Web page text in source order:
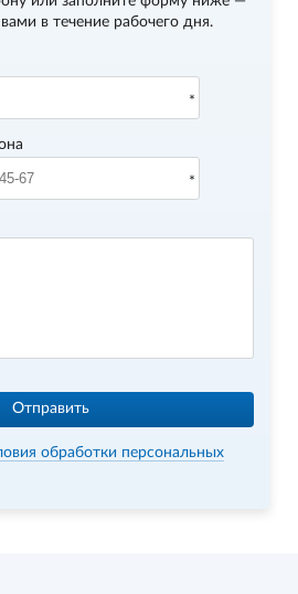
в течение рабочего дня.
Отправить
обработки персональных